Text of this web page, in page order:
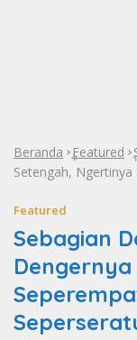
Beranda »Featured
Setengah,
Featured
Sebagian